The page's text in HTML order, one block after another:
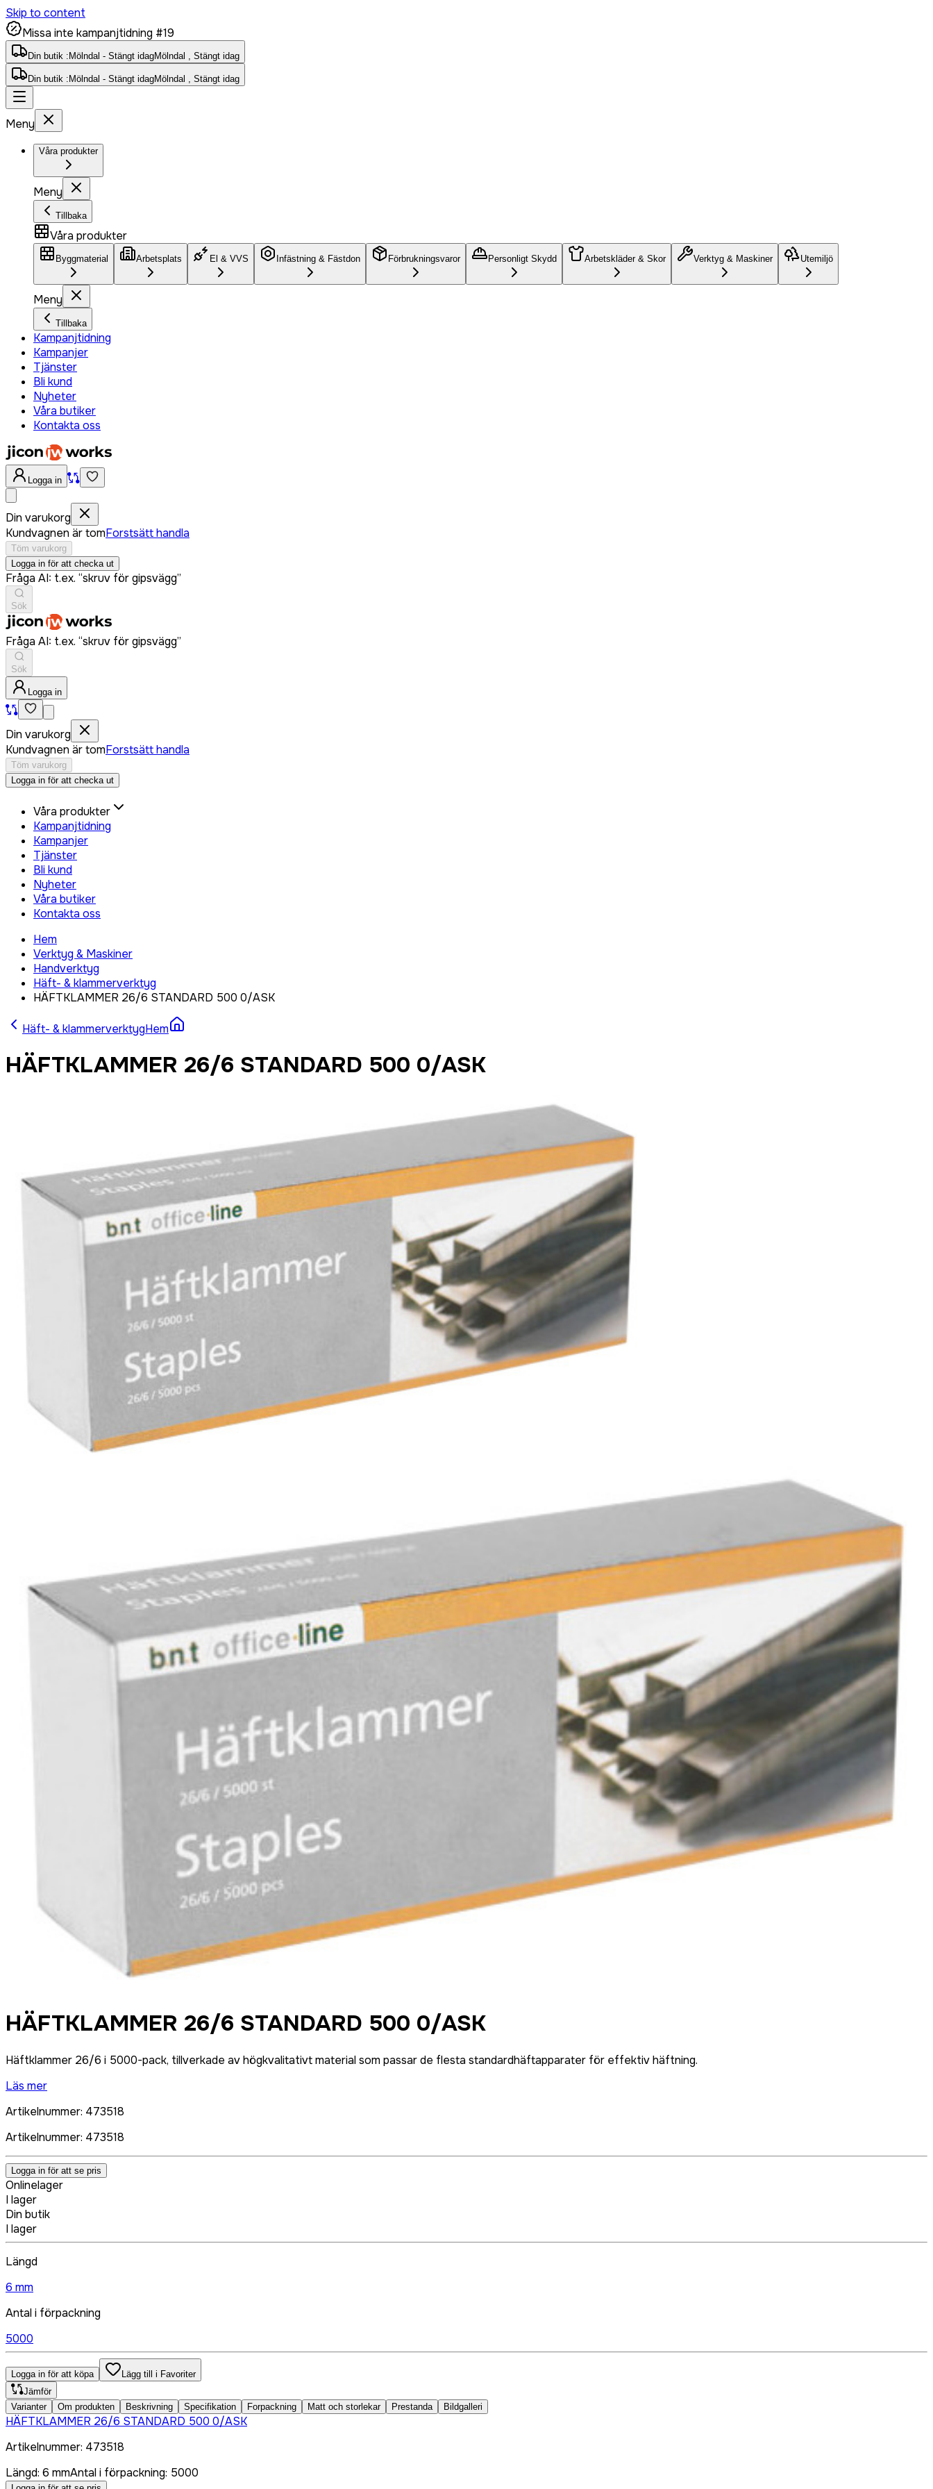
Skip to content
Missa inte kampanjtidning #19
Din butik : Mölndal - Stängt idagMölndal , Stängt idag
Din butik : Mölndal - Stängt idagMölndal , Stängt idag
Meny
Våra produkter
Meny
Tillbaka
Våra produkter
Byggmaterial Arbetsplats El & VVS Infästning & Fästdon Förbrukningsvaror Personligt Skydd Arbetskläder & Skor Verktyg & Maskiner Utemiljö
Meny
Tillbaka
Kampanjtidning
Kampanjer
Tjänster
Bli kund
Nyheter
Våra butiker
Kontakta oss
Logga in
Din varukorg
Kundvagnen är tomForstsätt handla
Töm varukorg
Logga in för att checka ut
Fråga AI: t.ex. “skruv för gipsvägg”
Sök
Fråga AI: t.ex. “skruv för gipsvägg”
Sök
Logga in
Din varukorg
Kundvagnen är tomForstsätt handla
Töm varukorg
Logga in för att checka ut
Våra produkter
Kampanjtidning
Kampanjer
Tjänster
Bli kund
Nyheter
Våra butiker
Kontakta oss
Hem
Verktyg & Maskiner
Handverktyg
Häft- & klammerverktyg
HÄFTKLAMMER 26/6 STANDARD 500 0/ASK
Häft- & klammerverktygHem
HÄFTKLAMMER 26/6 STANDARD 500 0/ASK
HÄFTKLAMMER 26/6 STANDARD 500 0/ASK
Häftklammer 26/6 i 5000-pack, tillverkade av högkvalitativt material som passar de flesta standardhäftapparater för effektiv häftning.
Läs mer
Artikelnummer: 473518
Artikelnummer: 473518
Logga in för att se pris
Onlinelager
I lager
Din butik
I lager
Längd
6 mm
Antal i förpackning
5000
Logga in för att köpa
Lägg till i Favoriter
Jämför
Varianter
Om produkten Beskrivning Specifikation Forpackning Matt och storlekar Prestanda Bildgalleri
HÄFTKLAMMER 26/6 STANDARD 500 0/ASK
Artikelnummer: 473518
Längd: 6 mmAntal i förpackning: 5000